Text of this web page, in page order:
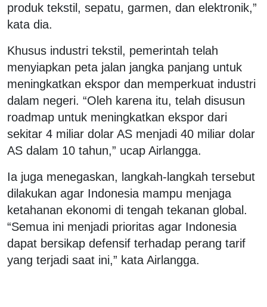
produk tekstil, sepatu, garmen, dan elektronik,”
kata dia.
Khusus industri tekstil, pemerintah telah
menyiapkan peta jalan jangka panjang untuk
meningkatkan ekspor dan memperkuat industri
dalam negeri. “Oleh karena itu, telah disusun
roadmap untuk meningkatkan ekspor dari
sekitar 4 miliar dolar AS menjadi 40 miliar dolar
AS dalam 10 tahun,” ucap Airlangga.
Ia juga menegaskan, langkah-langkah tersebut
dilakukan agar Indonesia mampu menjaga
ketahanan ekonomi di tengah tekanan global.
“Semua ini menjadi prioritas agar Indonesia
dapat bersikap defensif terhadap perang tarif
yang terjadi saat ini,” kata Airlangga.